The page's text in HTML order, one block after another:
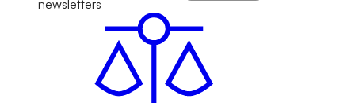
newsletters